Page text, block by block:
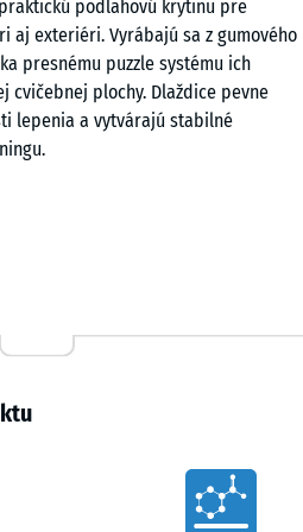
podlahovú krytinu pre
exteriéri. Vyrábajú sa z gumového
presnému puzzle systému ich
cvičebnej plochy. Dlaždice pevne
lepenia a vytvárajú stabilné
montáž bez špeciálneho náradia.
a smeru zaťaženia. Pokládka
je betón či dlažba. Povrch je možné
podklad pred poškodením pri
manipulácii s činkami. Pri
obmedzeniu prenosu vibrácií a
budovy, čo je dôležité najmä v